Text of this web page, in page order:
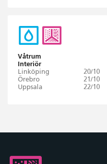
Våtrum
Interiör
Linköping
20/10
Örebro
21/10
Uppsala
22/10